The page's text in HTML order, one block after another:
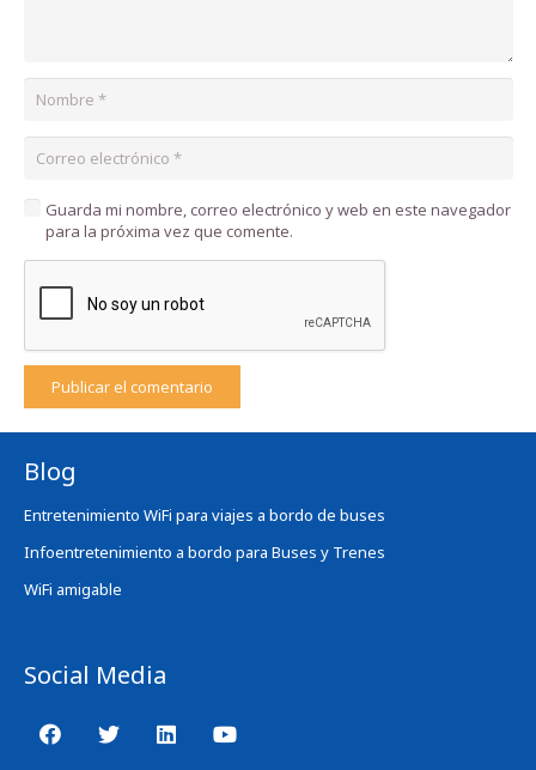
Guarda mi nombre, correo electrónico y web en este navegador
para la próxima vez que comente.
Publicar el comentario
Blog
Entretenimiento WiFi para viajes a bordo de buses
Infoentretenimiento a bordo para Buses y Trenes
WiFi amigable
Social Media